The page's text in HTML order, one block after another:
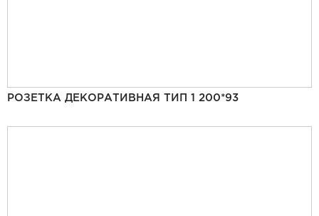
РОЗЕТКА ДЕКОРАТИВНАЯ ТИП 1 200*93